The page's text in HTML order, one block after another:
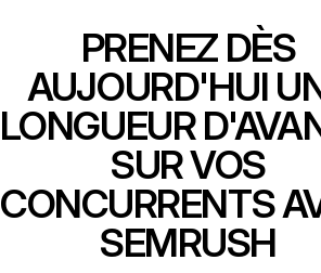
PRENEZ DÈS
AUJOURD'HUI
LONGUEUR
SUR VOS
CONCURRENTS
SEMRUSH